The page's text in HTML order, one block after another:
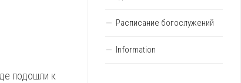
подошли к
Расписание богослужений
Information